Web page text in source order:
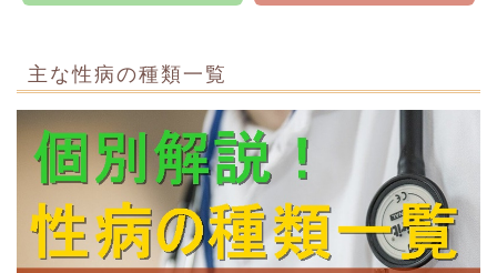
主な性病の種類一覧